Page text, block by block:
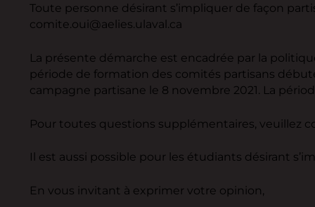
Toute personne désirant s’impliquer de façon
comite.oui@aelies.ulaval.ca
La présente démarche est encadrée par la
période de formation des comités partisans
campagne partisane le 8 novembre 2021. La
Pour toutes questions supplémentaires, veuillez
Il est aussi possible pour les étudiants désirant
En vous invitant à exprimer votre opinion,